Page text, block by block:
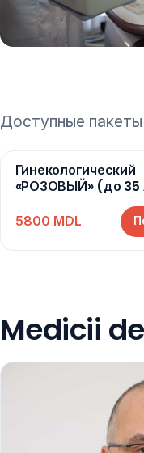
Доступные
Гинекологический
«РОЗОВЫЙ» (до 35
5800 MDL
Medicii